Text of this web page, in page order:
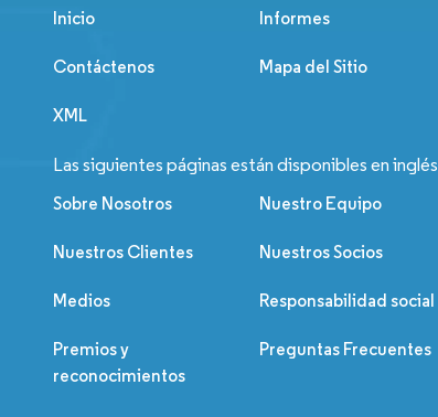
Inicio Informes
Contáctenos Mapa del Sitio
XML
Las siguientes páginas están disponibles en inglés
Sobre Nosotros Nuestro Equipo
Nuestros Clientes Nuestros Socios
Medios Responsabilidad social
Premios y
reconocimientos
Preguntas Frecuentes